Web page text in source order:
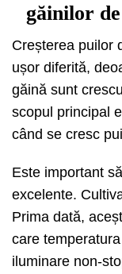
găinilor
Creșterea puilor
ușor diferită,
găină sunt
scopul principal
când se cresc
Este important
excelente.
Prima dată,
care
iluminare non-